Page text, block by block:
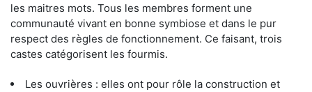
les maitres mots. Tous les membres forment une
communauté vivant en bonne symbiose et dans le pur
respect des règles de fonctionnement. Ce faisant, trois
castes catégorisent les fourmis.
Les ouvrières : elles ont pour rôle la construction et